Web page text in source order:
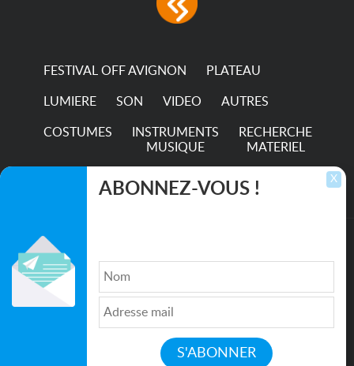
FESTIVAL OFF AVIGNON PLATEAU
LUMIERE SON VIDEO AUTRES
COSTUMES
INSTRUMENTS
MUSIQUE
RECHERCHE
MATERIEL
TRANSPORTS
Qui sommes nous ?| Médias
Politique de confidentialité| Partenaires|
Mentions légales
X
ABONNEZ-VOUS !